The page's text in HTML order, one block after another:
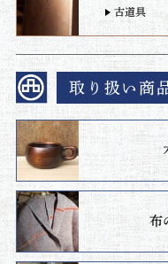
古道具
取り扱い商
布